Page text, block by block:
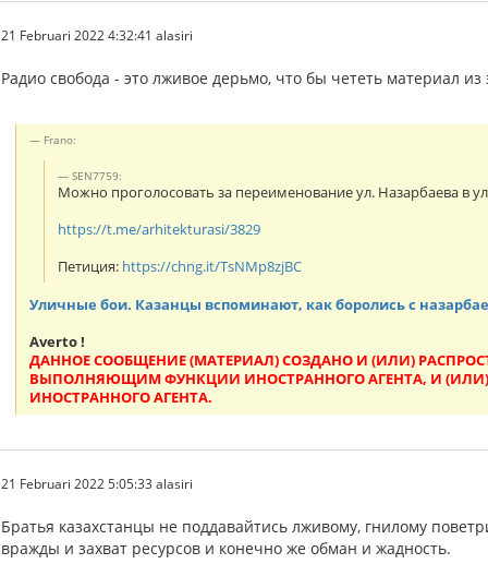
21 Februari 2022 4:32:41 alasiri
Радио свобода - это лживое дерьмо, что бы чететь материал из
Frano:
SEN7759:
Можно проголосовать за переименование ул. Назарбаева в
https://t.me/arhitekturasi/3829
Петиция: https://chng.it/TsNMp8zjBC
Уличные бои. Казанцы вспоминают, как боролись с
Averto !
ДАННОЕ СООБЩЕНИЕ (МАТЕРИАЛ) СОЗДАНО И (ИЛИ)
ВЫПОЛНЯЮЩИМ ФУНКЦИИ ИНОСТРАННОГО АГЕНТА, И
ИНОСТРАННОГО АГЕНТА.
21 Februari 2022 5:05:33 alasiri
Братья казахстанцы не поддавайтись лживому, гнилому
вражды и захват ресурсов и конечно же обман и жадность.